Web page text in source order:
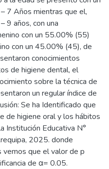
7 Años mientras que el,
9 años, con una
con un 55.00% (55)
con un 45.00% (45), de
conocimientos
de higiene dental, el
sobre la técnica de
un regular índice de
Se ha Identificado que
de higiene oral y los hábitos
Institución Educativa N°
2025. donde
que el valor de p
de α= 0.05.